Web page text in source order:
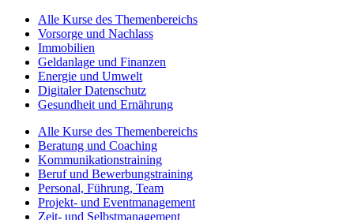
Alle Kurse des Themenbereichs
Vorsorge und Nachlass
Immobilien
Geldanlage und Finanzen
Energie und Umwelt
Digitaler Datenschutz
Gesundheit und Ernährung
Alle Kurse des Themenbereichs
Beratung und Coaching
Kommunikationstraining
Beruf und Bewerbungstraining
Personal, Führung, Team
Projekt- und Eventmanagement
Zeit- und Selbstmanagement